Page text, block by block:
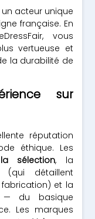
un acteur unique
française. En
vous
vertueuse et
la durabilité de
sur
réputation
éthique. Les
sélection, la
(qui détaillent
et la
— du basique
Les marques